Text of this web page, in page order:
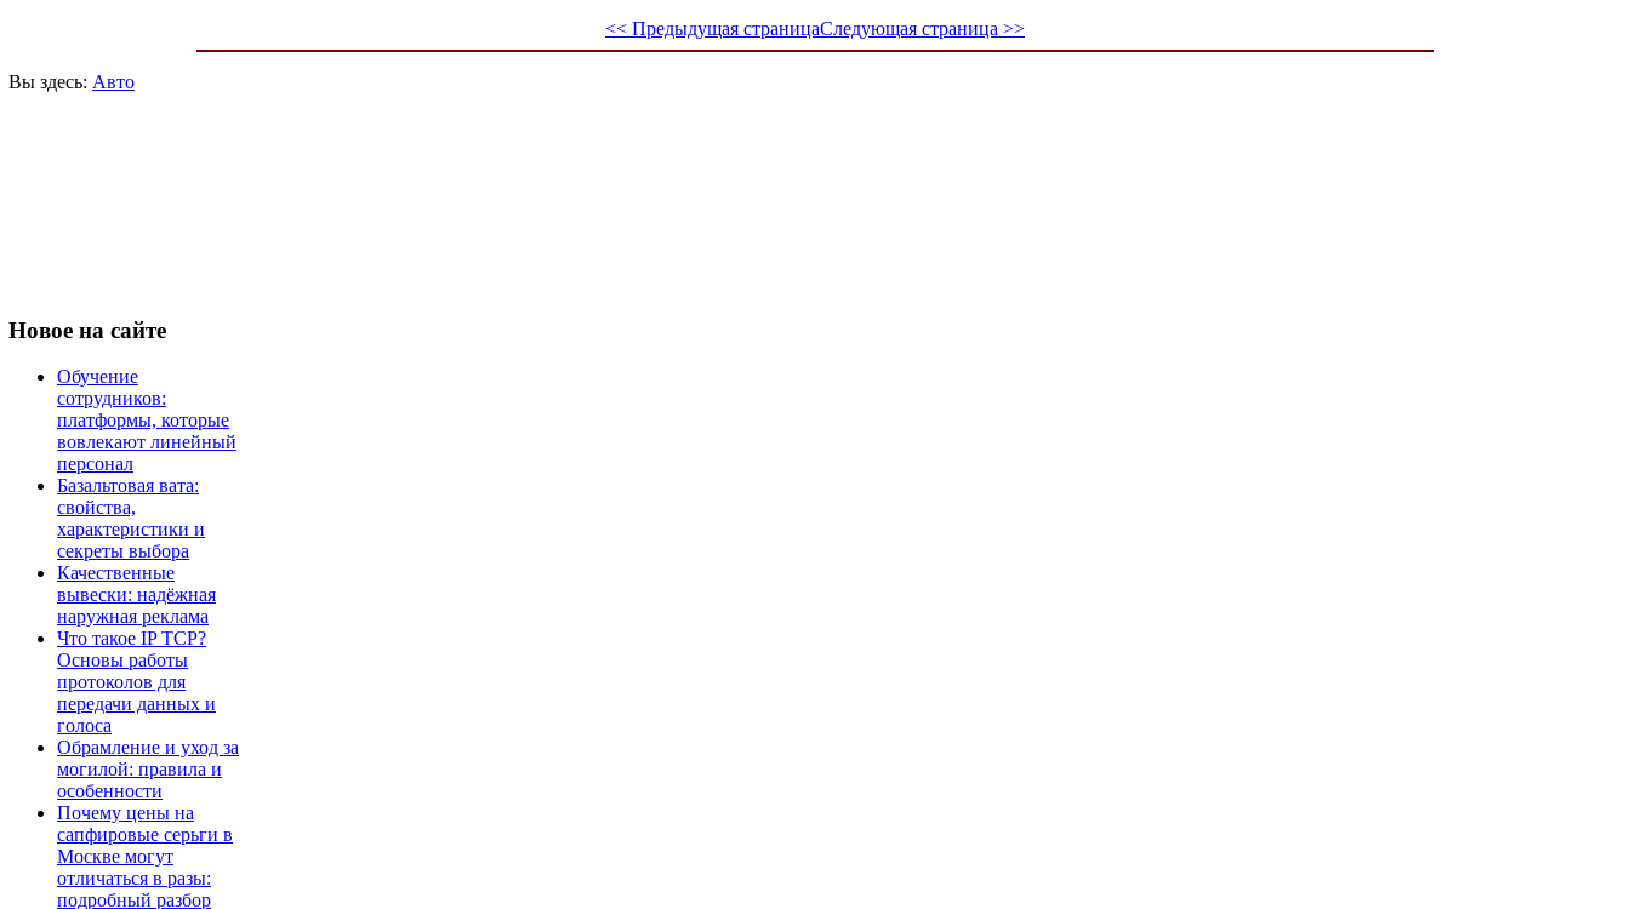
<< Предыдущая страницаСледующая страница >>
Вы здесь: Авто
Новое на сайте
Обучение
сотрудников:
платформы, которые
вовлекают линейный
персонал
Базальтовая вата:
свойства,
характеристики и
секреты выбора
Качественные
вывески: надёжная
наружная реклама
Что такое IP TCP?
Основы работы
протоколов для
передачи данных и
голоса
Обрамление и уход за
могилой: правила и
особенности
Почему цены на
сапфировые серьги в
Москве могут
отличаться в разы:
подробный разбор